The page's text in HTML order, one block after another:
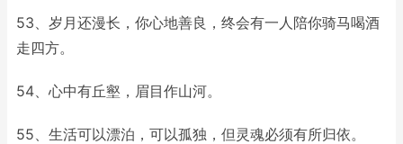
53、岁月还漫长，你心地善良，终会有一人陪你骑马喝酒
走四方。
54、心中有丘壑，眉目作山河。
55、生活可以漂泊，可以孤独，但灵魂必须有所归依。